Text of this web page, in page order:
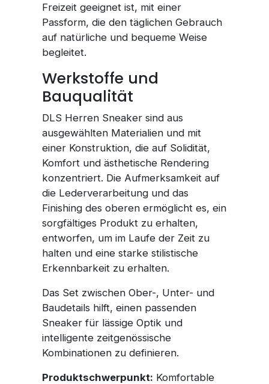
Freizeit geeignet ist, mit einer
Passform, die den täglichen Gebrauch
auf natürliche und bequeme Weise
begleitet.
Werkstoffe und
Bauqualität
DLS Herren Sneaker sind aus
ausgewählten Materialien und mit
einer Konstruktion, die auf Solidität,
Komfort und ästhetische Rendering
konzentriert. Die Aufmerksamkeit auf
die Lederverarbeitung und das
Finishing des oberen ermöglicht es, ein
sorgfältiges Produkt zu erhalten,
entworfen, um im Laufe der Zeit zu
halten und eine starke stilistische
Erkennbarkeit zu erhalten.
Das Set zwischen Ober-, Unter- und
Baudetails hilft, einen passenden
Sneaker für lässige Optik und
intelligente zeitgenössische
Kombinationen zu definieren.
Produktschwerpunkt: Komfortable